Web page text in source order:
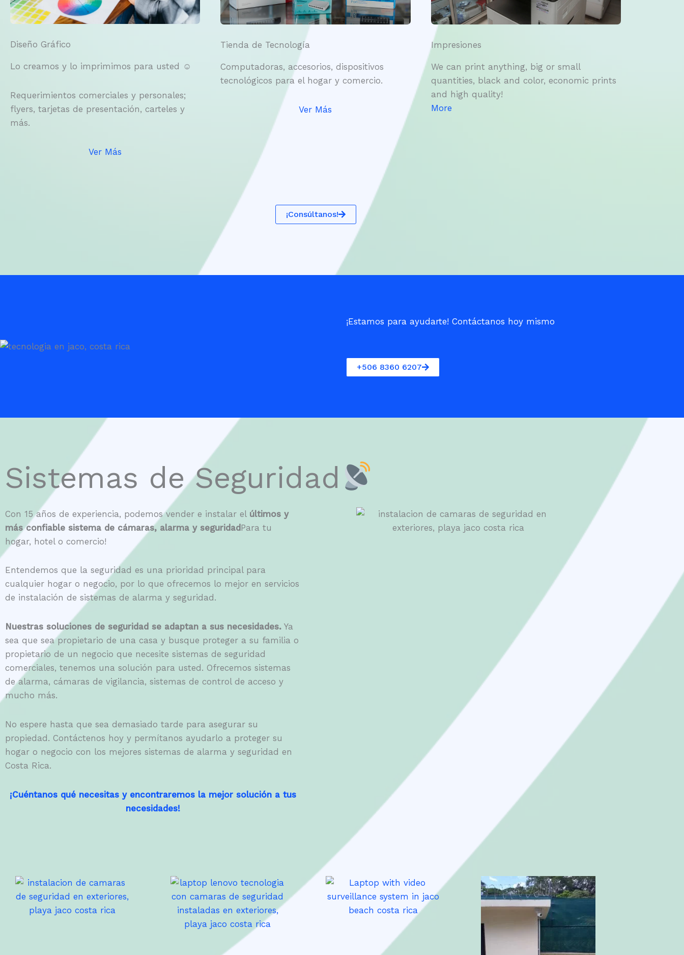
Diseño Gráfico
Lo creamos y lo imprimimos para usted ☺
Requerimientos comerciales y personales;
flyers, tarjetas de presentación, carteles y
más.
Ver Más
Tienda de Tecnología
Computadoras, accesorios, dispositivos
tecnológicos para el hogar y comercio.
Ver Más
Impresiones
We can print anything, big or small
quantities, black and color, economic prints
and high quality!
More
¡Consúltanos!
¡Estamos para ayudarte! Contáctanos hoy mismo
+506 8360 6207
Sistemas de Seguridad
Con 15 años de experiencia, podemos vender e instalar el últimos y
más confiable sistema de cámaras, alarma y seguridadPara tu
hogar, hotel o comercio!
Entendemos que la seguridad es una prioridad principal para
cualquier hogar o negocio, por lo que ofrecemos lo mejor en servicios
de instalación de sistemas de alarma y seguridad.
Nuestras soluciones de seguridad se adaptan a sus necesidades. Ya
sea que sea propietario de una casa y busque proteger a su familia o
propietario de un negocio que necesite sistemas de seguridad
comerciales, tenemos una solución para usted. Ofrecemos sistemas
de alarma, cámaras de vigilancia, sistemas de control de acceso y
mucho más.
No espere hasta que sea demasiado tarde para asegurar su
propiedad. Contáctenos hoy y permítanos ayudarlo a proteger su
hogar o negocio con los mejores sistemas de alarma y seguridad en
Costa Rica.
¡Cuéntanos qué necesitas y encontraremos la mejor solución a tus
necesidades!